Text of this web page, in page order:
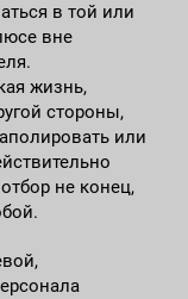
в той или
вне
жизнь,
стороны,
или
не конец,